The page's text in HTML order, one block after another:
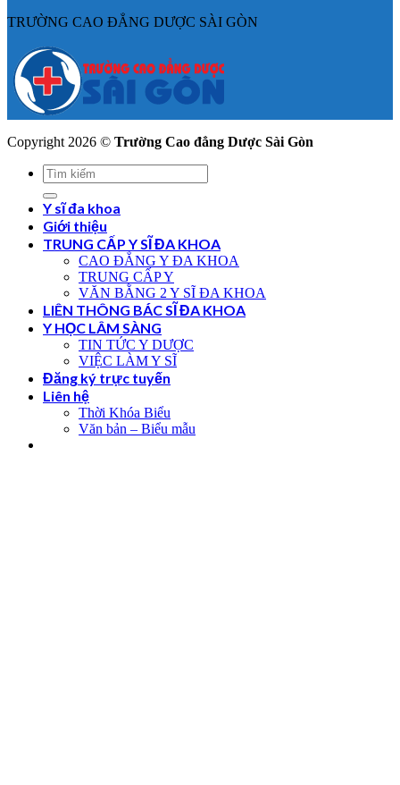
TRƯỜNG CAO ĐẲNG DƯỢC SÀI GÒN
Copyright 2026 © Trường Cao đẳng Dược Sài Gòn
Y sĩ đa khoa
Giới thiệu
TRUNG CẤP Y SĨ ĐA KHOA
CAO ĐẲNG Y ĐA KHOA
TRUNG CẤP Y
VĂN BẰNG 2 Y SĨ ĐA KHOA
LIÊN THÔNG BÁC SĨ ĐA KHOA
Y HỌC LÂM SÀNG
TIN TỨC Y DƯỢC
VIỆC LÀM Y SĨ
Đăng ký trực tuyến
Liên hệ
Thời Khóa Biểu
Văn bản – Biểu mẫu